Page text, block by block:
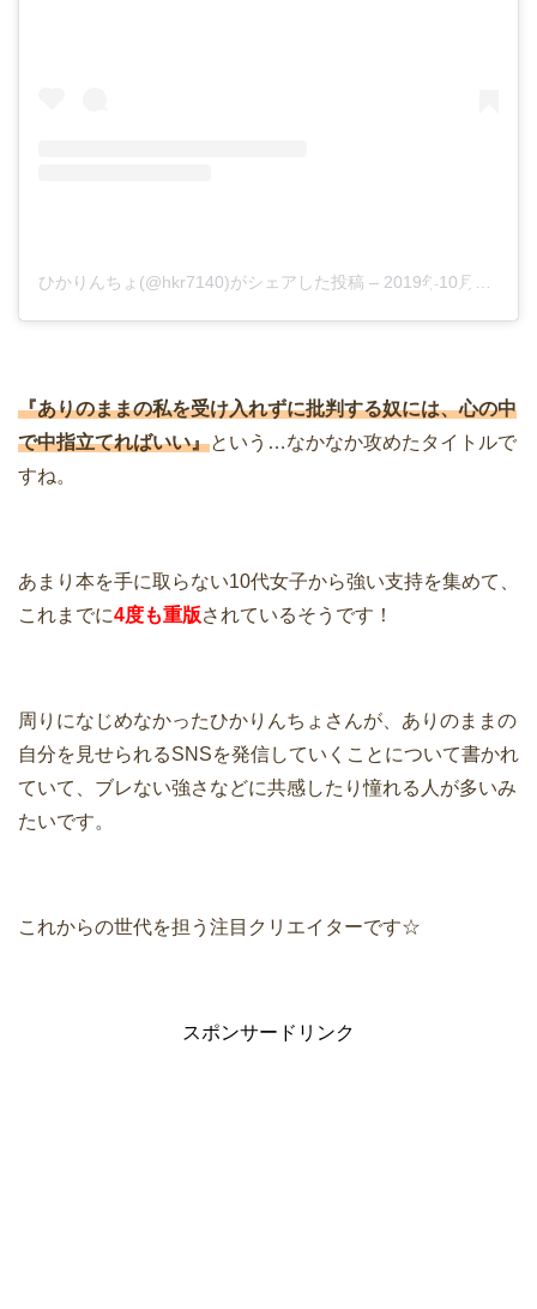
ひかりんちょ(@hkr7140)がシェアした投稿 – 2019年10月月30日午前3時32分PDT
『ありのままの私を受け入れずに批判する奴には、心の中
で中指立てればいい』という…なかなか攻めたタイトルで
すね。
あまり本を手に取らない10代女子から強い支持を集めて、
これまでに4度も重版されているそうです！
周りになじめなかったひかりんちょさんが、ありのままの
自分を見せられるSNSを発信していくことについて書かれ
ていて、ブレない強さなどに共感したり憧れる人が多いみ
たいです。
これからの世代を担う注目クリエイターです☆
スポンサードリンク